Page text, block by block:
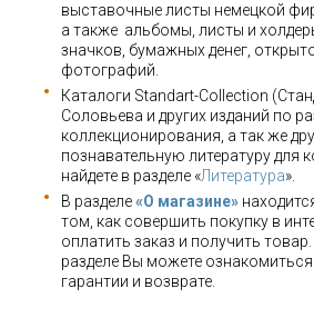
выставочные листы немецкой
а также альбомы, листы и
значков, бумажных денег,
фотографий.
Каталоги Standart-Collection
Соловьева и других изданий по
коллекционирования, а так же
познавательную литературу для
найдете в разделе «Литература».
В разделе«О магазине»
том, как совершить покупку в
оплатить заказ и получить
разделе Вы можете
гарантии и возврате.